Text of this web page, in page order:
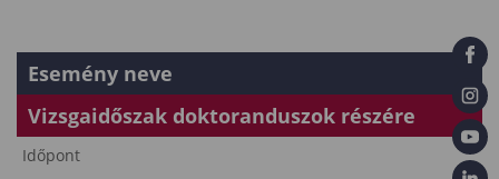
Esemény neve
Vizsgaidőszak doktoranduszok részére
Időpont